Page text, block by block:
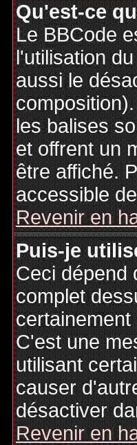
Qu'est-ce
Le BBCode
l'utilisation
aussi le
les balises
et offrent un
être affiché.
accessible
Revenir en
Puis-je
Ceci dépend
complet
C'est une
utilisant
causer
désactiver
Revenir en